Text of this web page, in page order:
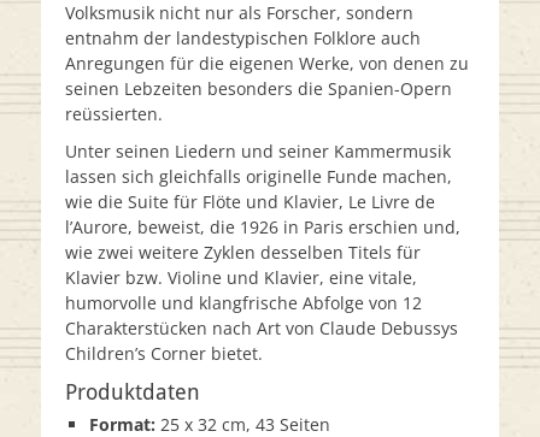
Volksmusik nicht nur als Forscher, sondern
entnahm der landestypischen Folklore auch
Anregungen für die eigenen Werke, von denen zu
seinen Lebzeiten besonders die Spanien-Opern
reüssierten.
Unter seinen Liedern und seiner Kammermusik
lassen sich gleichfalls originelle Funde machen,
wie die Suite für Flöte und Klavier, Le Livre de
l’Aurore, beweist, die 1926 in Paris erschien und,
wie zwei weitere Zyklen desselben Titels für
Klavier bzw. Violine und Klavier, eine vitale,
humorvolle und klangfrische Abfolge von 12
Charakterstücken nach Art von Claude Debussys
Children’s Corner bietet.
Produktdaten
Format: 25 x 32 cm, 43 Seiten